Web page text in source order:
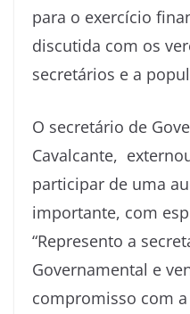
para o exercício
discutida com os
secretários e a
O secretário de
Cavalcante,
participar de uma
importante, com
“Represento a
Governamental e
compromisso com